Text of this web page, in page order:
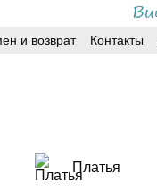
и возврат Контакты
Платья